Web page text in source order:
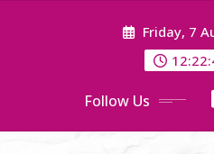
Friday, 7
Follow Us